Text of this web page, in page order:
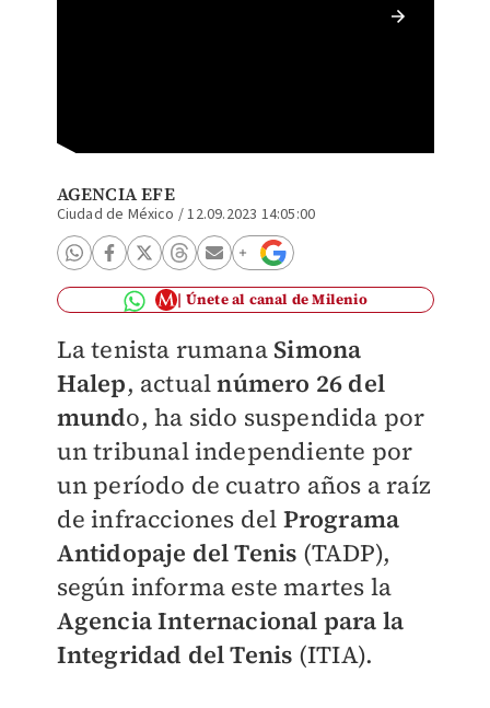
AGENCIA EFE
Ciudad de México /12.09.2023 14:05:00
Únete al canal de Milenio
La tenista rumana Simona
Halep, actualnúmero 26 del
mundo, ha sido suspendida por
un tribunal independiente por
un período de cuatro años a raíz
de infracciones del Programa
Antidopaje del Tenis (TADP),
según informa este martes la
Agencia Internacional para la
Integridad del Tenis (ITIA).